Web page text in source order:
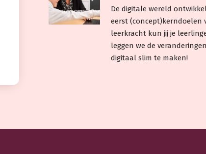
De digitale wereld
eerst (concept)kerndoelen
leerkracht kun jij je
leggen we de
digitaal slim te maken!